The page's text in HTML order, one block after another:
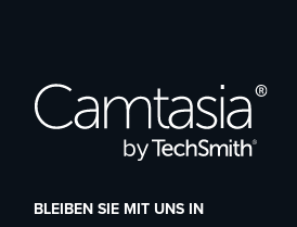
BLEIBEN SIE MIT UNS IN